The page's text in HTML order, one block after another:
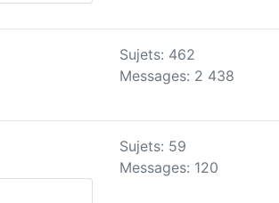
Sujets: 462
Messages: 2 438
Sujets: 59
Messages: 120